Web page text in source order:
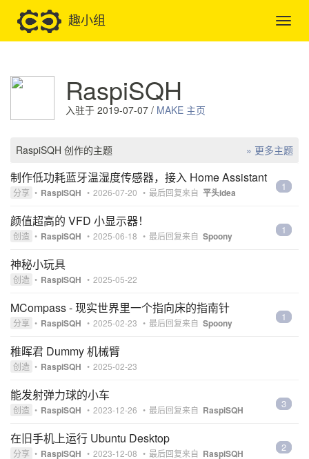
趣小组
RaspiSQH
入驻于 2019-07-07 / MAKE 主页
RaspiSQH 创作的主题 » 更多主题
制作低功耗蓝牙温湿度传感器，接入 Home Assistant
分享 • RaspiSQH • 2026-07-20 • 最后回复来自 平头idea
1
颜值超高的 VFD 小显示器！
创造 • RaspiSQH • 2025-06-18 • 最后回复来自 Spoony
1
神秘小玩具
创造 • RaspiSQH • 2025-05-22
MCompass - 现实世界里一个指向床的指南针
分享 • RaspiSQH • 2025-02-23 • 最后回复来自 Spoony
1
稚晖君 Dummy 机械臂
创造 • RaspiSQH • 2025-02-23
能发射弹力球的小车
创造 • RaspiSQH • 2023-12-26 • 最后回复来自 RaspiSQH
3
在旧手机上运行 Ubuntu Desktop
分享 • RaspiSQH • 2023-12-08 • 最后回复来自 RaspiSQH
2